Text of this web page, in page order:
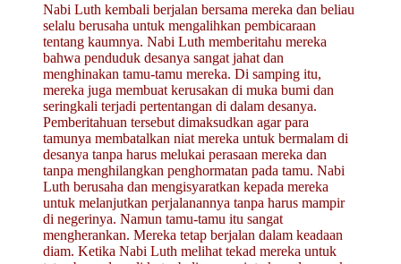
Nabi Luth kembali berjalan bersama mereka dan beliau
selalu berusaha untuk mengalihkan pembicaraan
tentang kaumnya. Nabi Luth memberitahu mereka
bahwa penduduk desanya sangat jahat dan
menghinakan tamu-tamu mereka. Di samping itu,
mereka juga membuat kerusakan di muka bumi dan
seringkali terjadi pertentangan di dalam desanya.
Pemberitahuan tersebut dimaksudkan agar para
tamunya membatalkan niat mereka untuk bermalam di
desanya tanpa harus melukai perasaan mereka dan
tanpa menghilangkan penghormatan pada tamu. Nabi
Luth berusaha dan mengisyaratkan kepada mereka
untuk melanjutkan perjalanannya tanpa harus mampir
di negerinya. Namun tamu-tamu itu sangat
mengherankan. Mereka tetap berjalan dalam keadaan
diam. Ketika Nabi Luth melihat tekad mereka untuk